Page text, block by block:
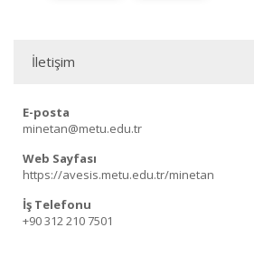
İletişim
E-posta
minetan@metu.edu.tr
Web Sayfası
https://avesis.metu.edu.tr/minetan
İş Telefonu
+90 312 210 7501